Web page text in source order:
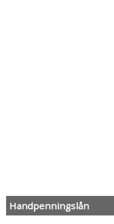
Handpenningslån